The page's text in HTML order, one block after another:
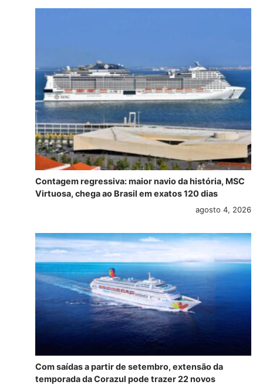
Contagem regressiva: maior navio da história, MSC
Virtuosa, chega ao Brasil em exatos 120 dias
agosto 4, 2026
Com saídas a partir de setembro, extensão da
temporada da Corazul pode trazer 22 novos